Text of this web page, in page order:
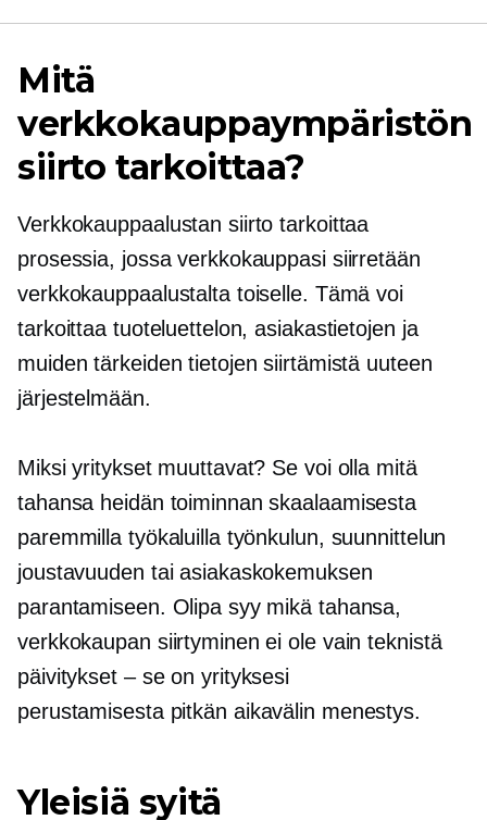
Mitä
verkkokauppaympäristön
siirto tarkoittaa?
Verkkokauppaalustan siirto tarkoittaa
prosessia, jossa verkkokauppasi siirretään
verkkokauppaalustalta toiselle. Tämä voi
tarkoittaa tuoteluettelon, asiakastietojen ja
muiden tärkeiden tietojen siirtämistä uuteen
järjestelmään.
Miksi yritykset muuttavat? Se voi olla mitä
tahansa heidän toiminnan skaalaamisesta
paremmilla työkaluilla työnkulun, suunnittelun
joustavuuden tai asiakaskokemuksen
parantamiseen. Olipa syy mikä tahansa,
verkkokaupan siirtyminen ei ole vain teknistä
päivitykset – se on yrityksesi
perustamisesta pitkän aikavälin menestys.
Yleisiä syitä